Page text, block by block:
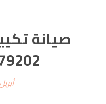
صيانة
أبريل 19,